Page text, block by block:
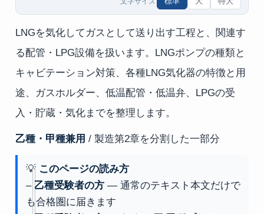
LNGを気化してガスとして送り出す工程と、関連す
る配管・LPG設備を扱います。LNGポンプの種類と
キャビテーション対策、各種LNG気化器の特徴と用
途、ガスホルダー、低温配管・低温弁、LPGの受
入・貯蔵・気化までを整理します。
乙種・甲種兼用 / 製造第2章を分割した一部分
💡 このページの読み方
– 乙種受験者の方— 通常のテキスト本文だけで
も合格圏に届きます